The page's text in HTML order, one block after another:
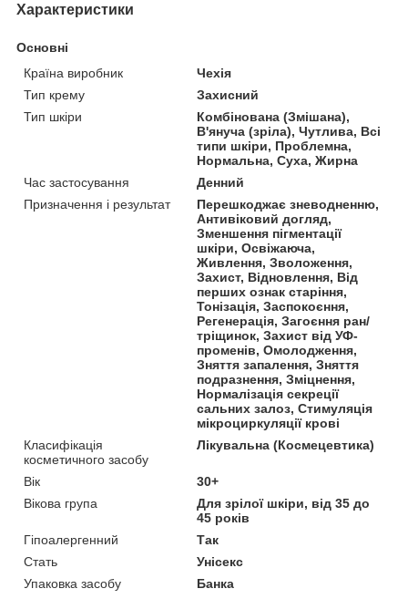
Характеристики
Основні
Країна виробник
Чехія
Тип крему
Захисний
Тип шкіри
Комбінована (Змішана),
В'януча (зріла), Чутлива, Всі
типи шкіри, Проблемна,
Нормальна, Суха, Жирна
Час застосування
Денний
Призначення і результат
Перешкоджає зневодненню,
Антивіковий догляд,
Зменшення пігментації
шкіри, Освіжаюча,
Живлення, Зволоження,
Захист, Відновлення, Від
перших ознак старіння,
Тонізація, Заспокоєння,
Регенерація, Загоєння ран/
тріщинок, Захист від УФ-
променів, Омолодження,
Зняття запалення, Зняття
подразнення, Зміцнення,
Нормалізація секреції
сальних залоз, Стимуляція
мікроциркуляції крові
Класифікація
косметичного засобу
Лікувальна (Космецевтика)
Вік
30+
Вікова група
Для зрілої шкіри, від 35 до
45 років
Гіпоалергенний
Так
Стать
Унісекс
Упаковка засобу
Банка